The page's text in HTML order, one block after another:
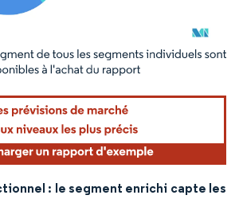
La réutilisation nécessite une attribution sous CC BY
: le segment enrichi capte les